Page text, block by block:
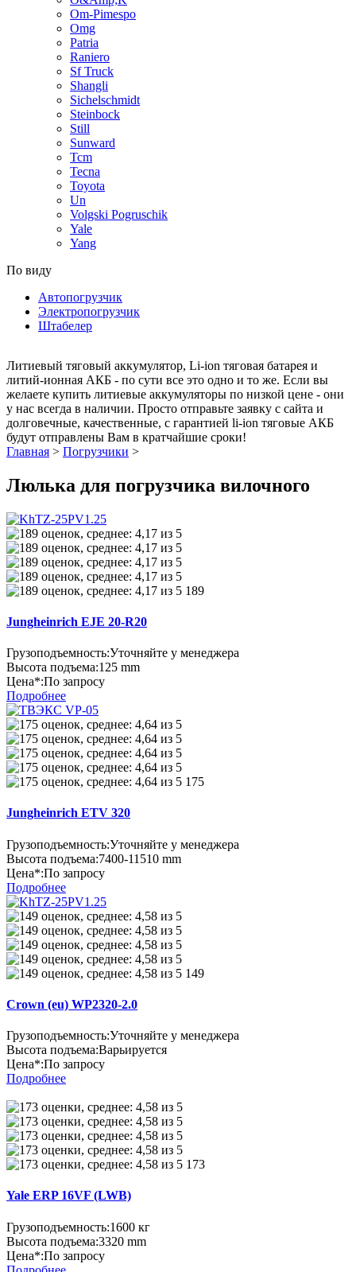
Om-Pimespo
Omg
Patria
Raniero
Sf Truck
Shangli
Sichelschmidt
Steinbock
Still
Sunward
Tcm
Tecna
Toyota
Un
Volgski Pogruschik
Yale
Yang
По виду
Автопогрузчик
Электропогрузчик
Штабелер
Литиевый тяговый аккумулятор, Li-ion тяговая батарея и
литий-ионная АКБ - по сути все это одно и то же. Если вы
желаете купить литиевые аккумуляторы по низкой цене - они
у нас всегда в наличии. Просто отправьте заявку с сайта и
долговечные, качественные, с гарантией li-ion тяговые АКБ
будут отправлены Вам в кратчайшие сроки!
Главная > Погрузчики >
Люлька для погрузчика вилочного
189
Jungheinrich EJE 20-R20
Грузоподъемность:Уточняйте у менеджера
Высота подъема:125 mm
Цена*:По запросу
Подробнее
175
Jungheinrich ETV 320
Грузоподъемность:Уточняйте у менеджера
Высота подъема:7400-11510 mm
Цена*:По запросу
Подробнее
149
Crown (eu) WP2320-2.0
Грузоподъемность:Уточняйте у менеджера
Высота подъема:Варьируется
Цена*:По запросу
Подробнее
173
Yale ERP 16VF (LWB)
Грузоподъемность:1600 кг
Высота подъема:3320 mm
Цена*:По запросу